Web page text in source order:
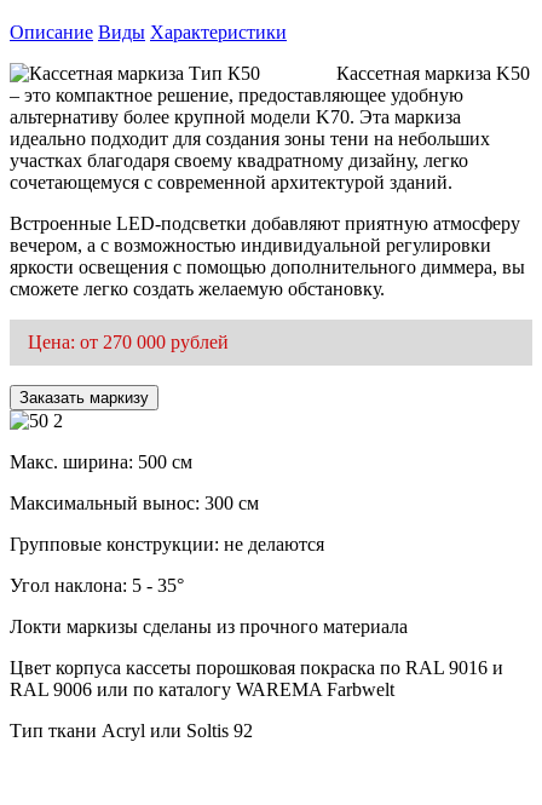
Описание Виды Характеристики
Кассетная маркиза K50
– это компактное решение, предоставляющее удобную
альтернативу более крупной модели K70. Эта маркиза
идеально подходит для создания зоны тени на небольших
участках благодаря своему квадратному дизайну, легко
сочетающемуся с современной архитектурой зданий.
Встроенные LED-подсветки добавляют приятную атмосферу
вечером, а с возможностью индивидуальной регулировки
яркости освещения с помощью дополнительного диммера, вы
сможете легко создать желаемую обстановку.
Цена: от 270 000 рублей
Заказать маркизу
Макс. ширина: 500 см
Максимальный вынос: 300 см
Групповые конструкции: не делаются
Угол наклона: 5 - 35°
Локти маркизы сделаны из прочного материала
Цвет корпуса кассеты порошковая покраска по RAL 9016 и
RAL 9006 или по каталогу WAREMA Farbwelt
Тип ткани Acryl или Soltis 92